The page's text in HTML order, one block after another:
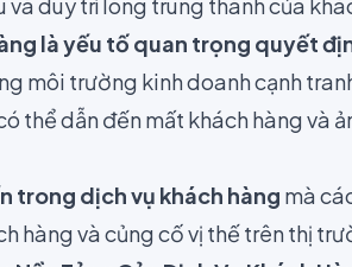
là yếu tố quan trọng quyết
môi trường kinh doanh cạnh
thể dẫn đến mất khách hàng và
trong dịch vụ khách hàng mà
hàng và củng cố vị thế trên thị